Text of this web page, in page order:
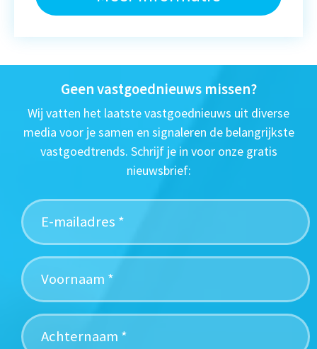
Geen vastgoednieuws missen?
Wij vatten het laatste vastgoednieuws uit diverse
media voor je samen en signaleren de belangrijkste
vastgoedtrends. Schrijf je in voor onze gratis
nieuwsbrief: